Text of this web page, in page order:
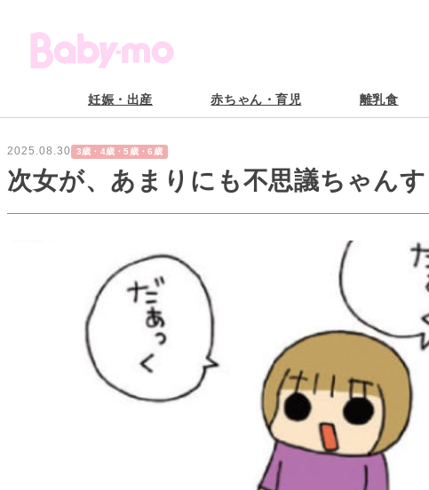
妊娠・出産 赤ちゃん・育児 離乳食
2025.08.30 3歳・4歳・5歳・6歳
次女が、あまりにも不思議ちゃん